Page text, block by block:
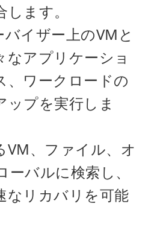
ます。
イザー上のVMと
なアプリケーショ
、ワークロードの
ップを実行しま
VM、ファイル、オ
バルに検索し、
なリカバリを可能